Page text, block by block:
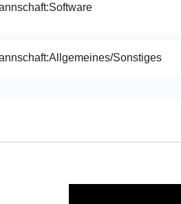
Software
Allgemeines/Sonstiges